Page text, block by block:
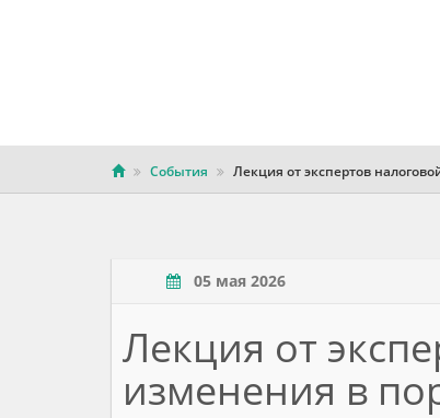
События Лекция от экспертов
05 мая 2026
Лекция от
изменения в